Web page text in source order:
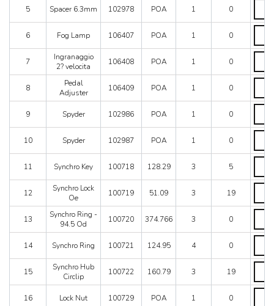
LaFerrari
Mondial 3.2
Mondial 8
Mondial QV
Mondial T
Testarossa (1987)
Testarossa (1990)
5
Spacer 6.3mm 102978 POA 1 0
6
Fog Lamp 106407 POA 1 0
Fog
7
Ingranaggio
2? velocita
106408 POA 1 0
8
Pedal
Adjuster
106409 POA 1 0
Pedal
9
Spyder 102986 POA 1 0
10 Spyder 102987 POA 1 0
11 Synchro Key 100718 128.29 3 5
12
Synchro Lock
Oe
100719 51.09 3 19
Oe
13
Synchro Ring -
94.5 Od
100720 374.766 3 0
-
14 Synchro Ring 100721 124.95 4 0
15
Synchro Hub
Circlip
100722 160.79 3 19
Circlip
16 Lock Nut 100729 POA 1 0
Lock